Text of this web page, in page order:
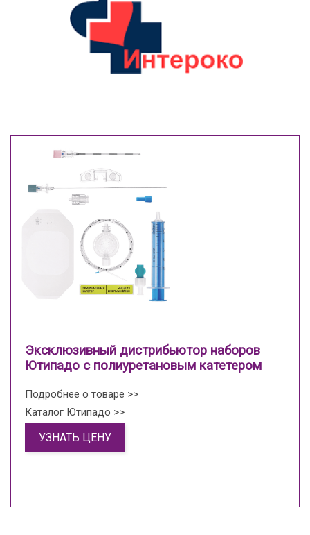
Эксклюзивный дистрибьютор наборов
Ютипадо с полиуретановым катетером
Подробнее о товаре >>
Каталог Ютипадо >>
УЗНАТЬ ЦЕНУ